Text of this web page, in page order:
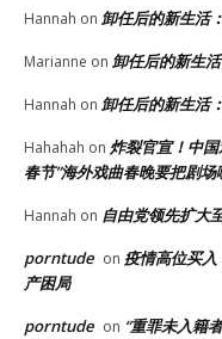
Hannah on 卸任后的新生活
Marianne on 卸任后的新生
Hannah on 卸任后的新生活
Hahahah on 炸裂官宣！中
春节”海外戏曲春晚要把剧场
Hannah on 自由党领先扩大
porntude on 疫情高位买
产困局
porntude on “重罪未入籍